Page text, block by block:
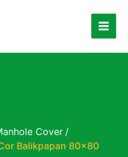
Cover /
Balikpapan 80×80